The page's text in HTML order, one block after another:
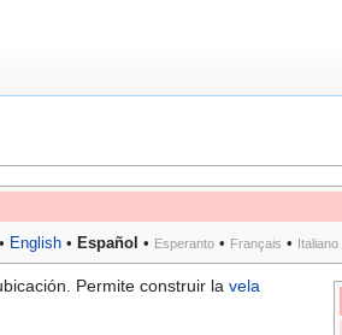
• English • Español • Esperanto • Français • Italiano
Permite construir la vela